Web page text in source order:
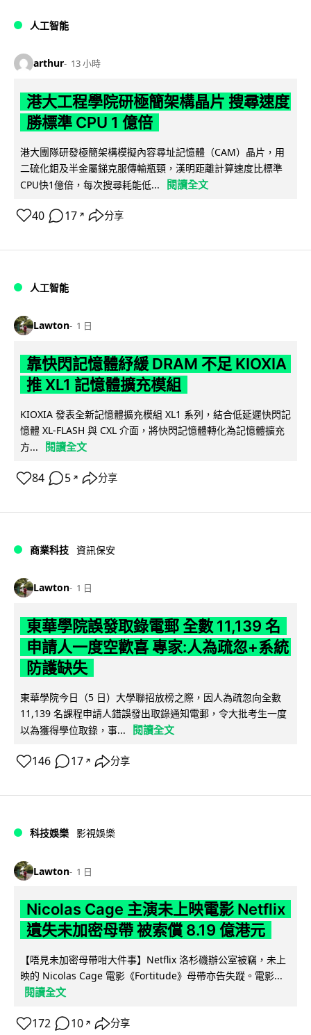
人工智能
arthur 13 小時
港大工程學院研極簡架構晶片 搜尋速度
勝標準 CPU 1 億倍
港大團隊研發極簡架構模擬內容尋址記憶體（CAM）晶片，用
二硫化鉬及半金屬銻克服傳輸瓶頸，漢明距離計算速度比標準
CPU快1億倍，每次搜尋耗能低...
閱讀全文
40 17 ↗ 分享
人工智能
Lawton 1 日
靠快閃記憶體紓緩 DRAM 不足 KIOXIA
推 XL1 記憶體擴充模組
KIOXIA 發表全新記憶體擴充模組 XL1 系列，結合低延遲快閃記
憶體 XL-FLASH 與 CXL 介面，將快閃記憶體轉化為記憶體擴充
方...
閱讀全文
84 5 ↗ 分享
商業科技 資訊保安
Lawton 1 日
東華學院誤發取錄電郵 全數 11,139 名
申請人一度空歡喜 專家:人為疏忽+系統
防護缺失
東華學院今日（5 日）大學聯招放榜之際，因人為疏忽向全數
11,139 名課程申請人錯誤發出取錄通知電郵，令大批考生一度
以為獲得學位取錄，事...
閱讀全文
146 17 ↗ 分享
科技娛樂 影視娛樂
Lawton 1 日
Nicolas Cage 主演未上映電影 Netflix
遺失未加密母帶 被索償 8.19 億港元
【唔見未加密母帶咁大件事】Netflix 洛杉磯辦公室被竊，未上
映的 Nicolas Cage 電影《Fortitude》母帶亦告失蹤。電影...
閱讀全文
172 10 ↗ 分享